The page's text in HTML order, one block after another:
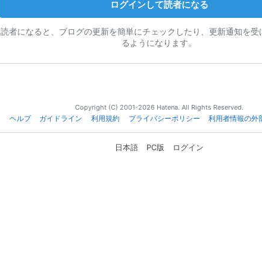
ログインして読者になる
読者になると、ブログの更新を簡単にチェックしたり、更新通知を受
るようになります。
Copyright (C) 2001-2026 Hatena. All Rights Reserved.
ヘルプ
ガイドライン 利用規約 プライバシーポリシー 利用者情報の外
日本語 PC版 ログイン